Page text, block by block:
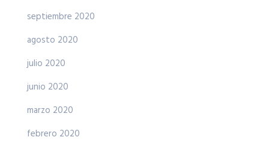
septiembre 2020
agosto 2020
julio 2020
junio 2020
marzo 2020
febrero 2020